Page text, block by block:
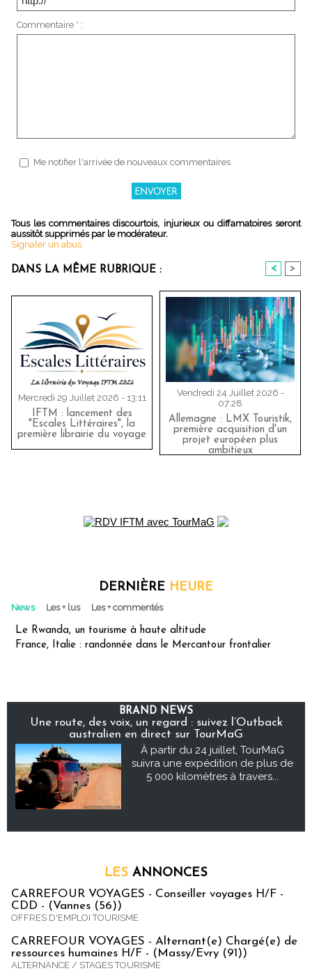
Commentaire * :
Me notifier l'arrivée de nouveaux commentaires
Tous les commentaires discourtois, injurieux ou diffamatoires seront
aussitôt supprimés par le modérateur.
Signaler un abus
DANS LA MÊME RUBRIQUE : < >
Mercredi 29 Juillet 2026 - 13:11
IFTM : lancement des
"Escales Littéraires", la
première librairie du voyage
Vendredi 24 Juillet 2026 -
07:28
Allemagne : LMX Touristik,
première acquisition d'un
projet européen plus
ambitieux
DERNIÈRE HEURE
News Les + lus Les + commentés
Le Rwanda, un tourisme à haute altitude
France, Italie : randonnée dans le Mercantour frontalier
BRAND NEWS
Une route, des voix, un regard : suivez l’Outback
australien en direct sur TourMaG
À partir du 24 juillet, TourMaG
suivra une expédition de plus de
5 000 kilomètres à travers...
LES ANNONCES
CARREFOUR VOYAGES - Conseiller voyages H/F -
CDD - (Vannes (56))
OFFRES D'EMPLOI TOURISME
CARREFOUR VOYAGES - Alternant(e) Chargé(e) de
ressources humaines H/F - (Massy/Evry (91))
ALTERNANCE / STAGES TOURISME